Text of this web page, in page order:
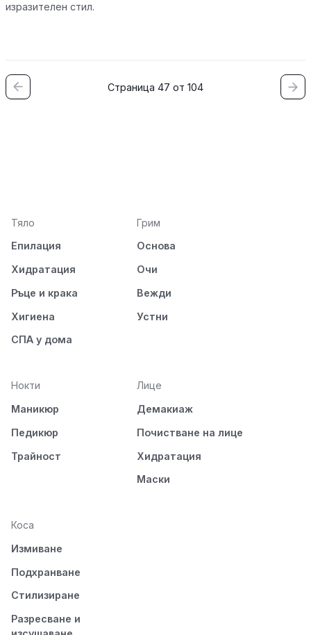
изразителен стил.
Страница 47 от 104
Тяло
Епилация
Хидратация
Ръце и крака
Хигиена
СПА у дома
Грим
Основа
Очи
Вежди
Устни
Нокти
Маникюр
Педикюр
Трайност
Лице
Демакиаж
Почистване на лице
Хидратация
Маски
Коса
Измиване
Подхранване
Стилизиране
Разресване и